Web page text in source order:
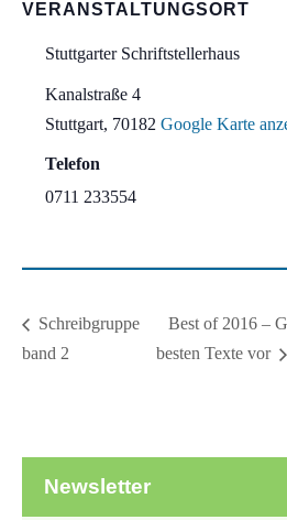
VERANSTALTUNGSORT
Stuttgarter Schriftstellerhaus
Kanalstraße 4
Stuttgart, 70182 Google Karte
Telefon
0711 233554
Schreibgruppe
band 2
Best of 2016 –
besten Texte vor
Newsletter